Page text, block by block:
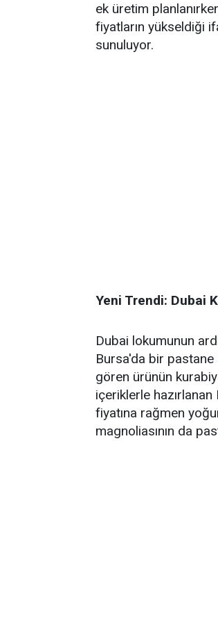
ek üretim
fiyatların yükseldiği
sunuluyor.
Yeni Trendi: Dubai
Dubai lokumunun
Bursa'da bir pastane
gören ürünün
içeriklerle
fiyatına rağmen
magnoliasının da